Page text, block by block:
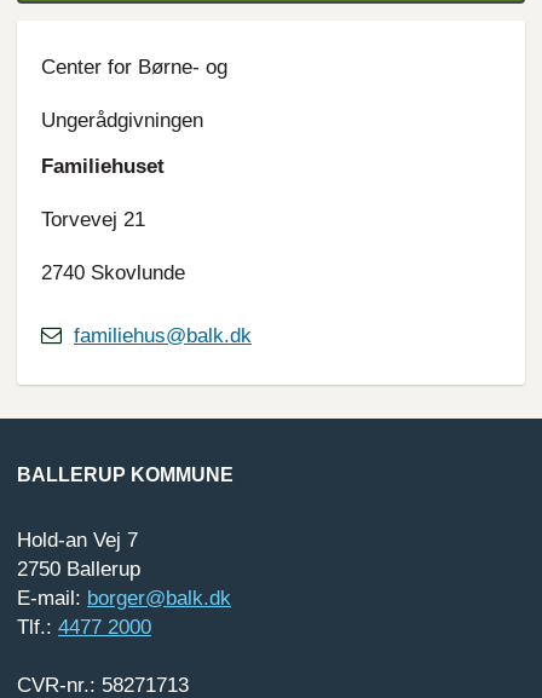
Center for Børne- og
Ungerådgivningen
Familiehuset
Torvevej 21
2740 Skovlunde
familiehus@balk.dk
BALLERUP KOMMUNE
Hold-an Vej 7
2750 Ballerup
E-mail: borger@balk.dk
Tlf.: 4477 2000
CVR-nr.: 58271713